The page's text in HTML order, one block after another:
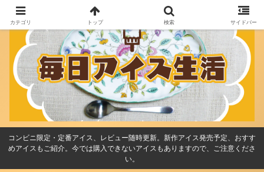
コンビニ限定・定番アイス、レビュー随時更新。新作アイス発売予定、おすす
めアイスもご紹介。今では購入できないアイスもありますので、ご注意くださ
い。
カテゴリ トップ 検索 サイドバー